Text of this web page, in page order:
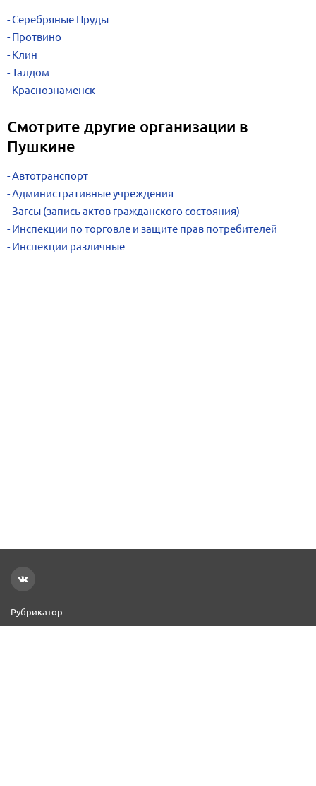
Серебряные Пруды
Протвино
Клин
Талдом
Краснознаменск
Смотрите другие организации в
Пушкине
Автотранспорт
Административные учреждения
Загсы (запись актов гражданского состояния)
Инспекции по торговле и защите прав потребителей
Инспекции различные
Рубрикатор